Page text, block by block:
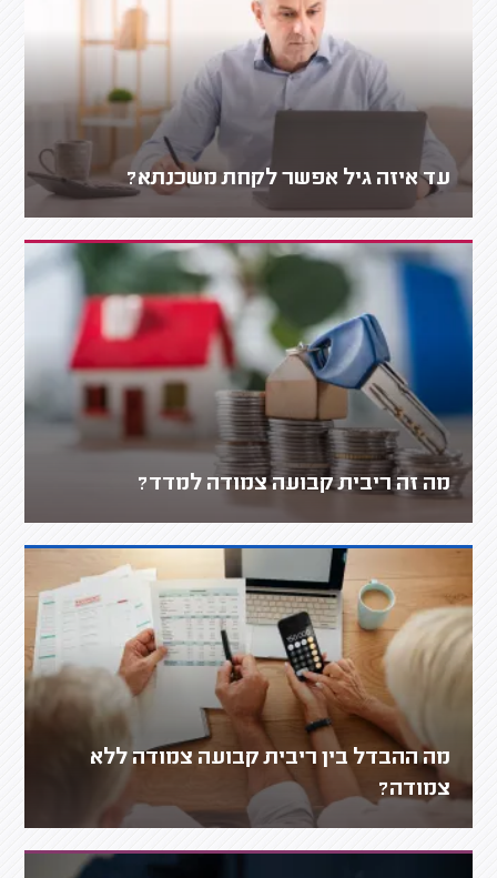
עד איזה גיל אפשר לקחת משכנתא?
מה זה ריבית קבועה צמודה למדד?
מה ההבדל בין ריבית קבועה צמודה ללא
צמודה?